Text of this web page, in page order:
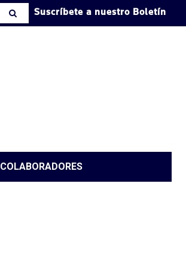
Suscríbete a nuestro Boletín
COLABORADORES